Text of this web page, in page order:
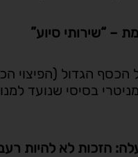
הכסף הגדול (הפיצוי
בסיסי שנועד
הזכות לא להיות